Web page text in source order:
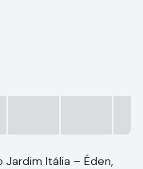
Jardim Itália – Éden,